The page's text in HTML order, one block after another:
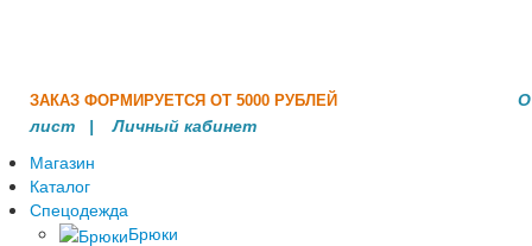
ЗАКАЗ ФОРМИРУЕТСЯ ОТ 5000 РУБЛЕЙ
О
лист |Личный кабинет
Магазин
Каталог
Спецодежда
Брюки